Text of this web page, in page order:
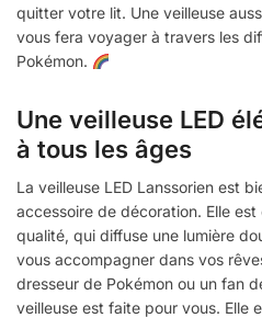
quitter votre lit. Une veilleuse
vous fera voyager à travers les
Pokémon.
Une veilleuse LED
à tous les âges
La veilleuse LED Lanssorien est
accessoire de décoration. Elle
qualité, qui diffuse une lumière
vous accompagner dans vos
dresseur de Pokémon ou un fan
veilleuse est faite pour vous. Elle